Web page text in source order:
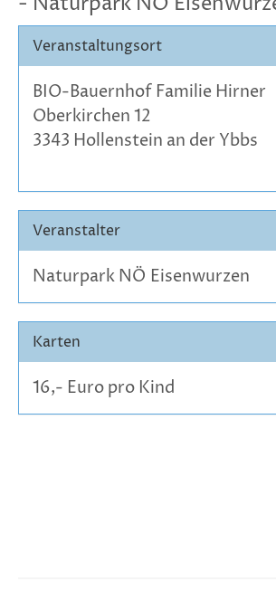
Veranstaltungsort
BIO-Bauernhof Familie Hirner
Oberkirchen 12
3343 Hollenstein an der Ybbs
Veranstalter
Naturpark NÖ Eisenwurzen
Karten
16,- Euro pro Kind